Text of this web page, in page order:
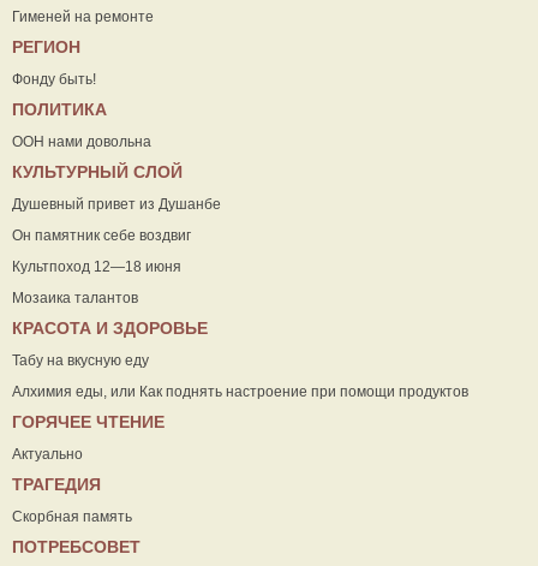
Гименей на ремонте
РЕГИОН
Фонду быть!
ПОЛИТИКА
ООН нами довольна
КУЛЬТУРНЫЙ СЛОЙ
Душевный привет из Душанбе
Он памятник себе воздвиг
Культпоход 12—18 июня
Мозаика талантов
КРАСОТА И ЗДОРОВЬЕ
Табу на вкусную еду
Алхимия еды, или Как поднять настроение при помощи продуктов
ГОРЯЧЕЕ ЧТЕНИЕ
Актуально
ТРАГЕДИЯ
Скорбная память
ПОТРЕБСОВЕТ